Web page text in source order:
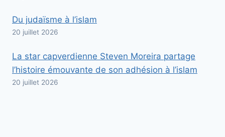
Du judaïsme à l’islam
20 juillet 2026
La star capverdienne Steven Moreira partage
l’histoire émouvante de son adhésion à l’islam
20 juillet 2026